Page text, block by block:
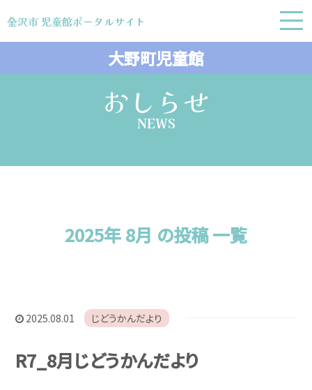
金沢市 児童館ポータルサイト
金沢市 児童館ポータルサイト
おしらせ
NEWS
2025年 8月 の投稿 一覧
2025.08.01 じどうかんだより
R7_8月じどうかんだより
大野町児童館